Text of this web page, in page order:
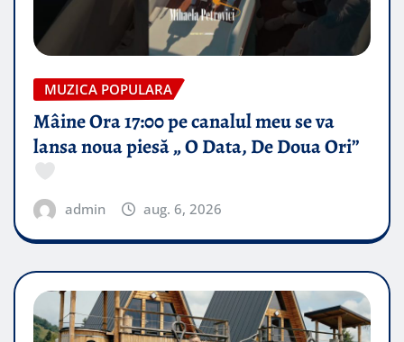
MUZICA POPULARA
Mâine Ora 17:00 pe canalul meu se va
lansa noua piesă „ O Data, De Doua Ori”
admin aug. 6, 2026